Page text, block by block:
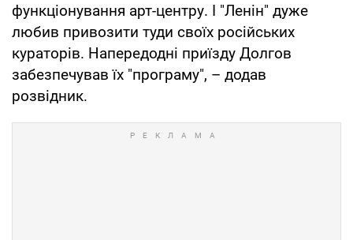
функціонування арт-центру. І "Ленін" дуже
любив привозити туди своїх російських
кураторів. Напередодні приїзду Долгов
забезпечував їх "програму", – додав
розвідник.